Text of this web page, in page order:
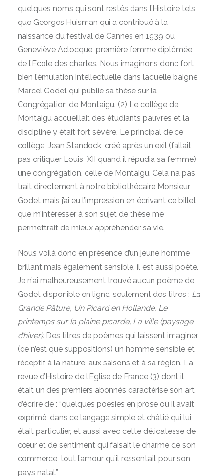
quelques noms qui sont restés dans l’Histoire tels
que Georges Huisman qui a contribué à la
naissance du festival de Cannes en 1939 ou
Geneviève Aclocque, première femme diplômée
de l’Ecole des chartes. Nous imaginons donc fort
bien l’émulation intellectuelle dans laquelle baigne
Marcel Godet qui publie sa thèse sur la
Congrégation de Montaigu. (2) Le collège de
Montaigu accueillait des étudiants pauvres et la
discipline y était fort sévère. Le principal de ce
collège, Jean Standock, créé après un exil (fallait
pas critiquer Louis XII quand il répudia sa femme)
une congrégation, celle de Montaigu. Cela n’a pas
trait directement à notre bibliothécaire Monsieur
Godet mais j’ai eu l’impression en écrivant ce billet
que m’intéresser à son sujet de thèse me
permettrait de mieux appréhender sa vie.
Nous voilà donc en présence d’un jeune homme
brillant mais également sensible, il est aussi poète.
Je n’ai malheureusement trouvé aucun poème de
Godet disponible en ligne, seulement des titres : La
Grande Pâture, Un Picard en Hollande, Le
printemps sur la plaine picarde, La ville (paysage
d’hiver). Des titres de poèmes qui laissent imaginer
(ce n’est que suppositions) un homme sensible et
réceptif à la nature, aux saisons et à sa région. La
revue d’Histoire de l’Eglise de France (3) dont il
était un des premiers abonnés caractérise son art
d’écrire de : “quelques poésies en prose où il avait
exprimé, dans ce langage simple et châtié qui lui
était particulier, et aussi avec cette délicatesse de
cœur et de sentiment qui faisait le charme de son
commerce, tout l’amour qu’il ressentait pour son
pays natal.”